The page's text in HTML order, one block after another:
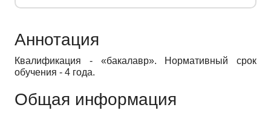
Аннотация
Квалификация - «бакалавр». Нормативный срок
обучения - 4 года.
Общая информация